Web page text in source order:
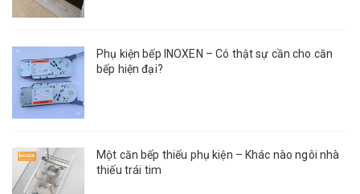
Phụ kiện bếp INOXEN – Có thật sự cần cho căn
bếp hiện đại?
Một căn bếp thiếu phụ kiện – Khác nào ngôi nhà
thiếu trái tim